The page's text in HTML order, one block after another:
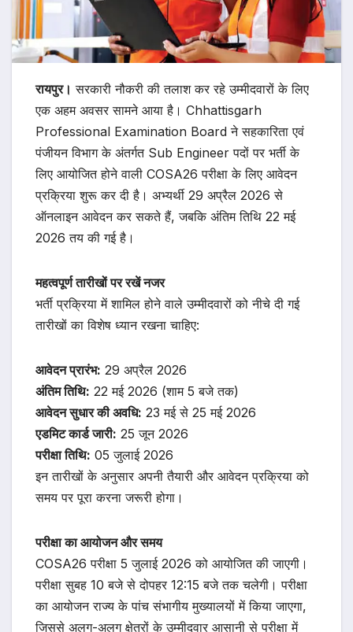
रायपुर। सरकारी नौकरी की तलाश कर रहे उम्मीदवारों के लिए
एक अहम अवसर सामने आया है। Chhattisgarh
Professional Examination Board ने सहकारिता एवं
पंजीयन विभाग के अंतर्गत Sub Engineer पदों पर भर्ती के
लिए आयोजित होने वाली COSA26 परीक्षा के लिए आवेदन
प्रक्रिया शुरू कर दी है। अभ्यर्थी 29 अप्रैल 2026 से
ऑनलाइन आवेदन कर सकते हैं, जबकि अंतिम तिथि 22 मई
2026 तय की गई है।
महत्वपूर्ण तारीखों पर रखें नजर
भर्ती प्रक्रिया में शामिल होने वाले उम्मीदवारों को नीचे दी गई
तारीखों का विशेष ध्यान रखना चाहिए:
आवेदन प्रारंभ: 29 अप्रैल 2026
अंतिम तिथि: 22 मई 2026 (शाम 5 बजे तक)
आवेदन सुधार की अवधि: 23 मई से 25 मई 2026
एडमिट कार्ड जारी: 25 जून 2026
परीक्षा तिथि: 05 जुलाई 2026
इन तारीखों के अनुसार अपनी तैयारी और आवेदन प्रक्रिया को
समय पर पूरा करना जरूरी होगा।
परीक्षा का आयोजन और समय
COSA26 परीक्षा 5 जुलाई 2026 को आयोजित की जाएगी।
परीक्षा सुबह 10 बजे से दोपहर 12:15 बजे तक चलेगी। परीक्षा
का आयोजन राज्य के पांच संभागीय मुख्यालयों में किया जाएगा,
जिससे अलग-अलग क्षेत्रों के उम्मीदवार आसानी से परीक्षा में